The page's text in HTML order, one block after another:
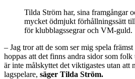
Tilda Ström har, sina framgångar
mycket ödmjukt förhållningssätt
för klubblagssegrar och VM-guld.
– Jag tror att de som ser mig spela
hoppas att det finns andra sidor som
är inte målskyttet det viktigastes utan att
lagspelare, säger Tilda Ström.